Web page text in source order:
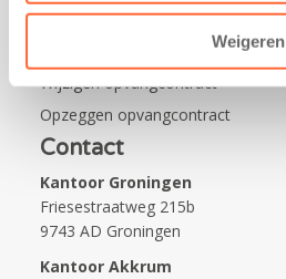
Weigeren
Werken bij Kids First
Wijzigen opvangcontract
Opzeggen opvangcontract
Contact
Kantoor Groningen
Friesestraatweg 215b
9743 AD Groningen
Kantoor Akkrum